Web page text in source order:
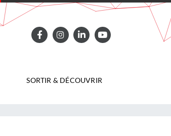
SORTIR & DÉCOUVRIR